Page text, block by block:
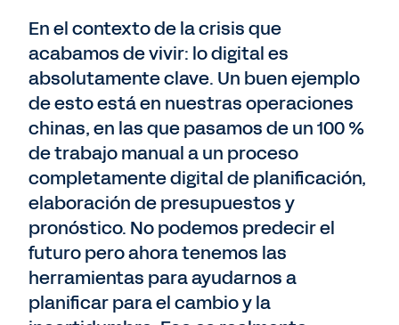
En el contexto de la crisis que
acabamos de vivir: lo digital es
absolutamente clave. Un buen ejemplo
de esto está en nuestras operaciones
chinas, en las que pasamos de un 100 %
de trabajo manual a un proceso
completamente digital de planificación,
elaboración de presupuestos y
pronóstico. No podemos predecir el
futuro pero ahora tenemos las
herramientas para ayudarnos a
planificar para el cambio y la